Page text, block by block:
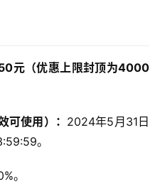
元（优惠上限封顶为4000
可使用）： 2024年5月31日
。
。